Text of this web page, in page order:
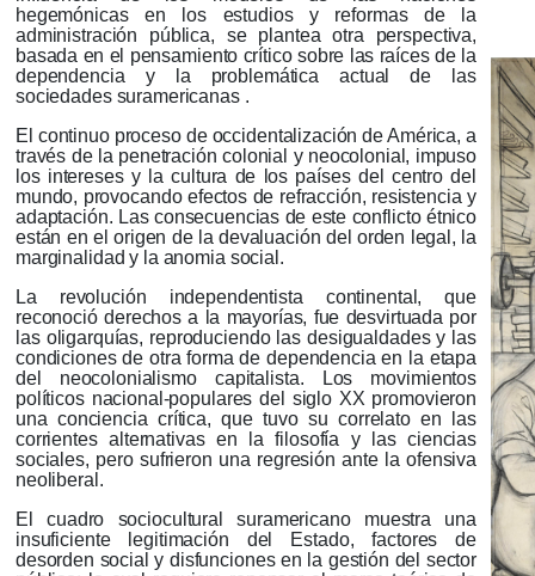
hegemónicas en los estudios y reformas de la
administración pública, se plantea otra perspectiva,
basada en el pensamiento crítico sobre las raíces de la
dependencia y la problemática actual de las
sociedades suramericanas .
El continuo proceso de occidentalización de América, a
través de la penetración colonial y neocolonial, impuso
los intereses y la cultura de los países del centro del
mundo, provocando efectos de refracción, resistencia y
adaptación. Las consecuencias de este conflicto étnico
están en el origen de la devaluación del orden legal, la
marginalidad y la anomia social.
La revolución independentista continental, que
reconoció derechos a la mayorías, fue desvirtuada por
las oligarquías, reproduciendo las desigualdades y las
condiciones de otra forma de dependencia en la etapa
del neocolonialismo capitalista.
Los movimientos
políticos nacional-populares del siglo XX promovieron
una conciencia crítica, que tuvo su correlato en las
corrientes alternativas en la filosofía y las ciencias
sociales, pero sufrieron una regresión ante la ofensiva
neoliberal.
El cuadro sociocultural suramericano muestra una
insuficiente legitimación del Estado, factores de
desorden social y disfunciones en la gestión del sector